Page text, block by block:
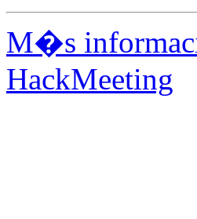
M�s
HackMeeting